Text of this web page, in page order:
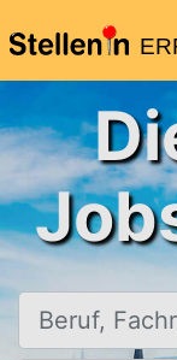
Beruf,